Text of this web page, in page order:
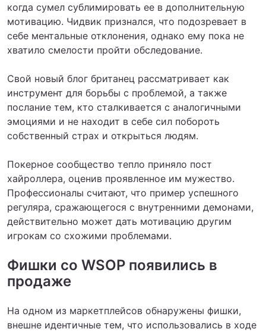
когда сумел сублимировать ее в дополнительную
мотивацию. Чидвик признался, что подозревает в
себе ментальные отклонения, однако ему пока не
хватило смелости пройти обследование.
Свой новый блог британец рассматривает как
инструмент для борьбы с проблемой, а также
послание тем, кто сталкивается с аналогичными
эмоциями и не находит в себе сил побороть
собственный страх и открыться людям.
Покерное сообщество тепло приняло пост
хайроллера, оценив проявленное им мужество.
Профессионалы считают, что пример успешного
регуляра, сражающегося с внутренними демонами,
действительно может дать мотивацию другим
игрокам со схожими проблемами.
Фишки со WSOP появились в
продаже
На одном из маркетплейсов обнаружены фишки,
внешне идентичные тем, что использовались в ходе